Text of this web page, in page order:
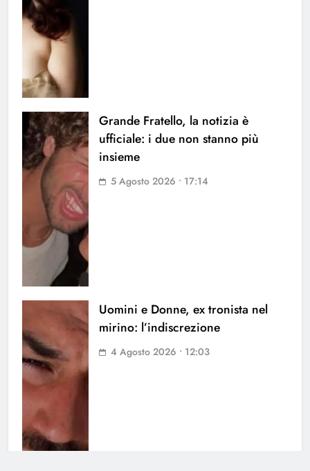
Grande Fratello, la notizia è
ufficiale: i due non stanno più
insieme
5 Agosto 2026 • 17:14
Uomini e Donne, ex tronista nel
mirino: l’indiscrezione
4 Agosto 2026 • 12:03